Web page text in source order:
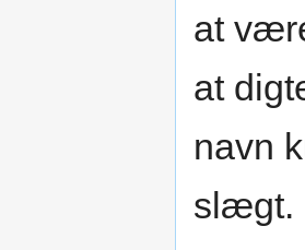
at
at
navn
slægt.